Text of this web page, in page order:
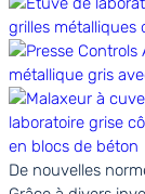
De nouvelles